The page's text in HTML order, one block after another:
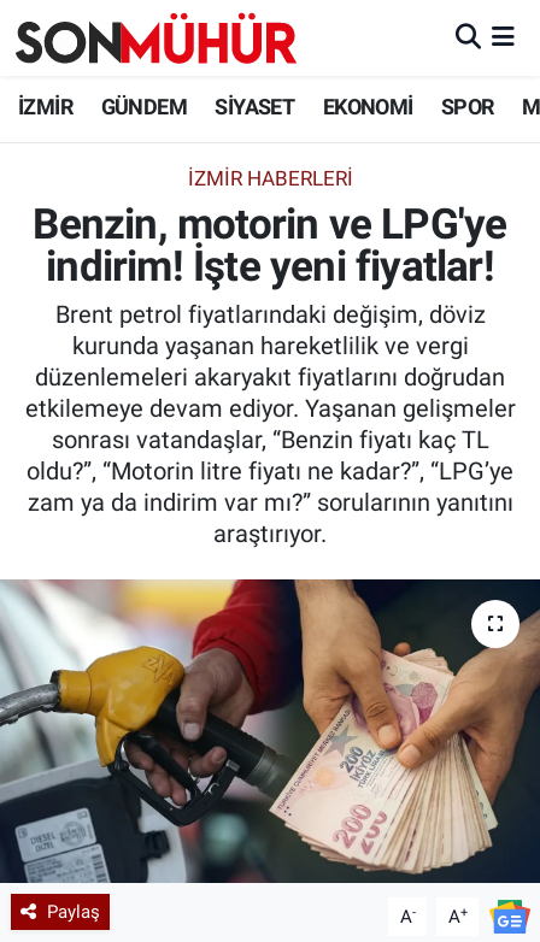
İZMİR GÜNDEM SİYASET EKONOMİ SPOR
İZMIR HABERLERI
Benzin, motorin ve LPG'ye
indirim! İşte yeni fiyatlar!
Brent petrol fiyatlarındaki değişim, döviz
kurunda yaşanan hareketlilik ve vergi
düzenlemeleri akaryakıt fiyatlarını doğrudan
etkilemeye devam ediyor. Yaşanan gelişmeler
sonrası vatandaşlar, “Benzin fiyatı kaç TL
oldu?”, “Motorin litre fiyatı ne kadar?”, “LPG’ye
zam ya da indirim var mı?” sorularının yanıtını
araştırıyor.
Paylaş A- A+
İzmir Nöbetçi Eczaneler
İzmir Namaz Vakitleri
İzmir Trafik Yoğunluk Haritası
Süper Lig Puan Durumu ve Fikstür
Tüm Manşetler
Son Dakika Haberleri
Haber Arşivi